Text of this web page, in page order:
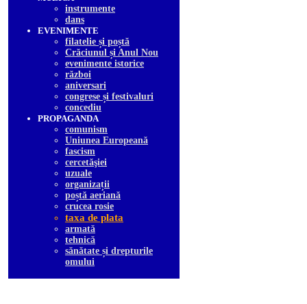
instrumente
dans
EVENIMENTE
filatelie și poștă
Crăciunul și Anul Nou
evenimente istorice
război
aniversari
congrese și festivaluri
concediu
PROPAGANDA
comunism
Uniunea Europeană
fascism
cercetăşiei
uzuale
organizații
poștă aeriană
crucea rosie
taxa de plata
armată
tehnică
sănătate și drepturile
omului